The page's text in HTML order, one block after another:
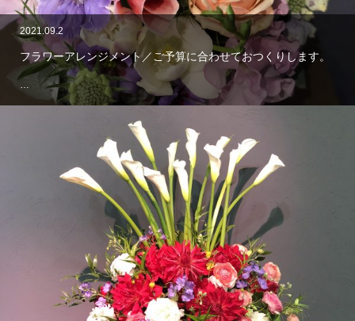
2021.09.2
フラワーアレンジメント／ご予算に合わせておつくりします。
…